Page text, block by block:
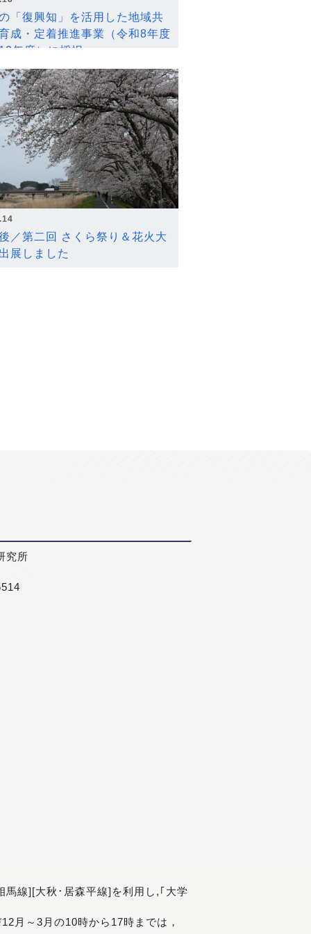
「復興知」を活用した地域共
成・定着推進事業（令和8年度
年度）に採択
／第二回 さくら祭り＆花火大
展しました
究所
線][大秋･居森平線]を利用し,｢大学
月～3月の10時から17時までは，